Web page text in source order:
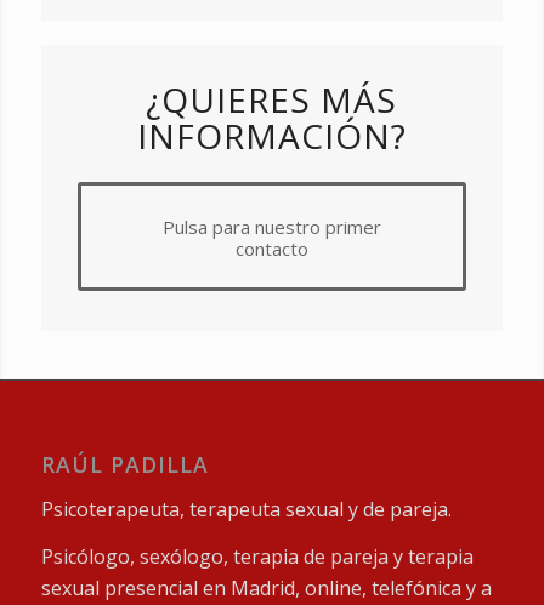
¿QUIERES MÁS
INFORMACIÓN?
Pulsa para nuestro primer
contacto
RAÚL PADILLA
Psicoterapeuta, terapeuta sexual y de pareja.
Psicólogo, sexólogo, terapia de pareja y terapia
sexual presencial en Madrid, online, telefónica y a